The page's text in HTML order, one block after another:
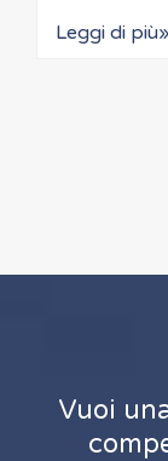
Leggi di più»
Vuoi